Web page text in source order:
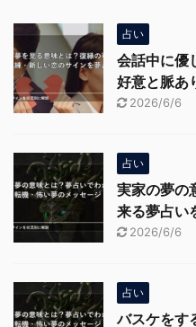
占い
会話中に優
好意と脈あ
2026/6/6
占い
実家の夢の
来る夢占い
2026/6/6
占い
バスケをす